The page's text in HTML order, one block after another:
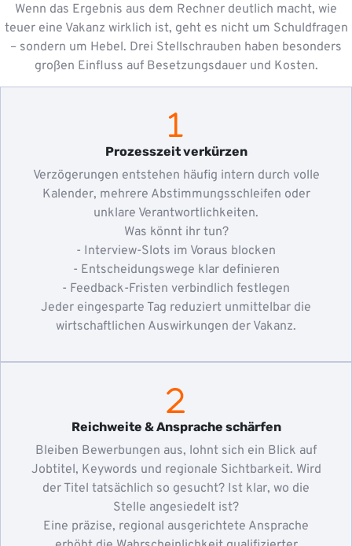
Wenn das Ergebnis aus dem Rechner deutlich macht, wie
teuer eine Vakanz wirklich ist, geht es nicht um Schuldfragen
– sondern um Hebel. Drei Stellschrauben haben besonders
großen Einfluss auf Besetzungsdauer und Kosten.
Prozesszeit verkürzen
Verzögerungen entstehen häufig intern durch volle
Kalender, mehrere Abstimmungsschleifen oder
unklare Verantwortlichkeiten.
Was könnt ihr tun?
- Interview-Slots im Voraus blocken
- Entscheidungswege klar definieren
- Feedback-Fristen verbindlich festlegen
Jeder eingesparte Tag reduziert unmittelbar die
wirtschaftlichen Auswirkungen der Vakanz.
Reichweite & Ansprache schärfen
Bleiben Bewerbungen aus, lohnt sich ein Blick auf
Jobtitel, Keywords und regionale Sichtbarkeit. Wird
der Titel tatsächlich so gesucht? Ist klar, wo die
Stelle angesiedelt ist?
Eine präzise, regional ausgerichtete Ansprache